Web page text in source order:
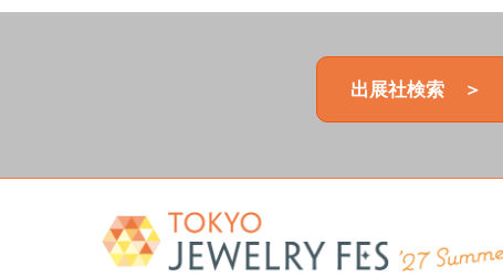
ミネラル&ストーンFES
出展社検索 ＞